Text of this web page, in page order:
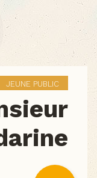
JEUNE PUBLIC